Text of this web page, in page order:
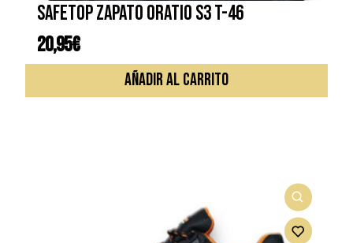
SAFETOP ZAPATO ORATIO S3 T-46
20,95€
AÑADIR AL CARRITO